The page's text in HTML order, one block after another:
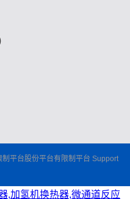
平台股份平台有限制平台 Support
,加氢机换热器,微通道反应